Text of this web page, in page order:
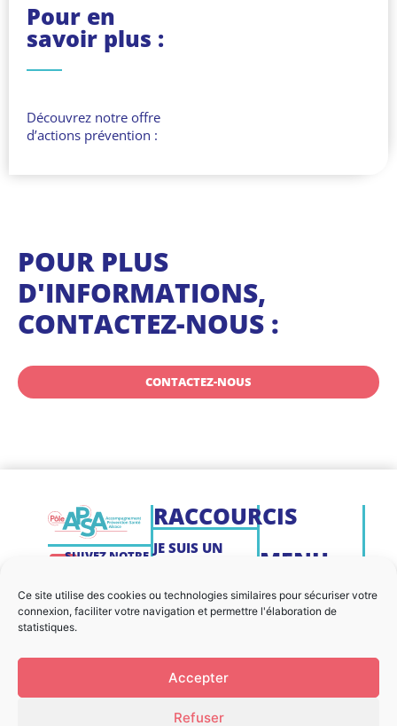
Ce site utilise des cookies ou technologies similaires pour sécuriser votre
connexion, faciliter votre navigation et permettre l'élaboration de
statistiques.
Accepter
Refuser
Pour en
savoir plus :
Découvrez notre offre
d’actions prévention :
POUR PLUS
D'INFORMATIONS,
CONTACTEZ-NOUS :
CONTACTEZ-NOUS
SUIVEZ NOTRE
SUR LES
RÉSEAUX
SOCIAUX
RACCOURCIS
JE SUIS UN
JE SUIS UN
PROFESSIONNEL
MENU
NOUS
CONTACTER
MENTIONS
LÉGALES